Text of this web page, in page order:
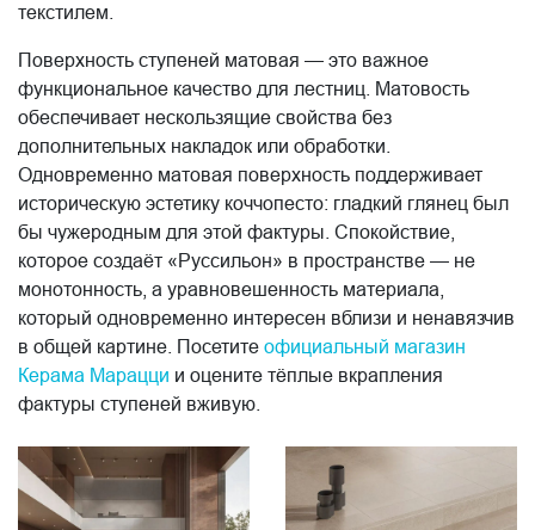
текстилем.
Поверхность ступеней матовая — это важное
функциональное качество для лестниц. Матовость
обеспечивает нескользящие свойства без
дополнительных накладок или обработки.
Одновременно матовая поверхность поддерживает
историческую эстетику коччопесто: гладкий глянец был
бы чужеродным для этой фактуры. Спокойствие,
которое создаёт «Руссильон» в пространстве — не
монотонность, а уравновешенность материала,
который одновременно интересен вблизи и ненавязчив
в общей картине. Посетите официальный магазин
Керама Марацци и оцените тёплые вкрапления
фактуры ступеней вживую.